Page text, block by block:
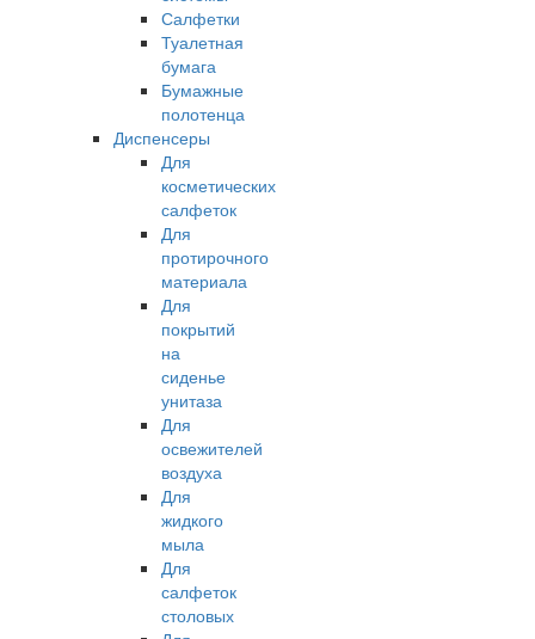
Салфетки
Туалетная
бумага
Бумажные
полотенца
Диспенсеры
Для
косметических
салфеток
Для
протирочного
материала
Для
покрытий
на
сиденье
унитаза
Для
освежителей
воздуха
Для
жидкого
мыла
Для
салфеток
столовых